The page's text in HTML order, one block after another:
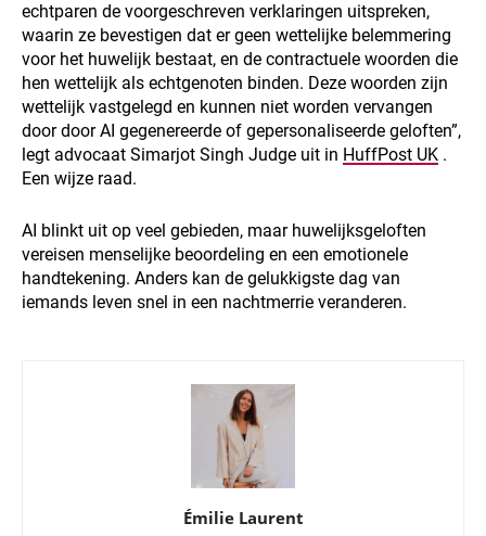
echtparen de voorgeschreven verklaringen uitspreken,
waarin ze bevestigen dat er geen wettelijke belemmering
voor het huwelijk bestaat, en de contractuele woorden die
hen wettelijk als echtgenoten binden. Deze woorden zijn
wettelijk vastgelegd en kunnen niet worden vervangen
door door AI gegenereerde of gepersonaliseerde geloften”,
legt advocaat Simarjot Singh Judge uit in HuffPost UK .
Een wijze raad.
AI blinkt uit op veel gebieden, maar huwelijksgeloften
vereisen menselijke beoordeling en een emotionele
handtekening. Anders kan de gelukkigste dag van
iemands leven snel in een nachtmerrie veranderen.
Émilie Laurent